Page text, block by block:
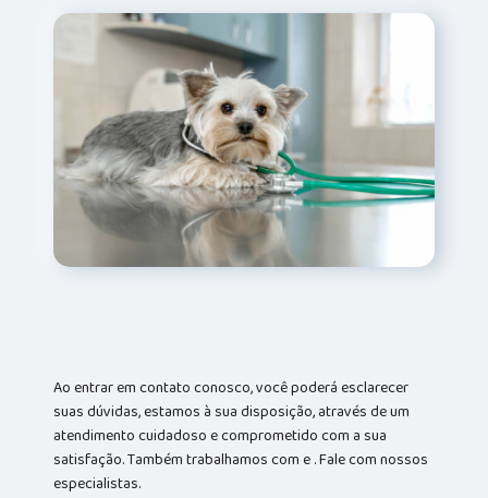
Ao entrar em contato conosco, você poderá esclarecer
suas dúvidas, estamos à sua disposição, através de um
atendimento cuidadoso e comprometido com a sua
satisfação. Também trabalhamos com e . Fale com nossos
especialistas.